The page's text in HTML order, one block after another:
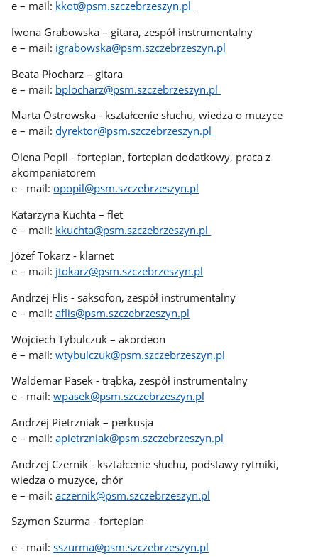
e – mail: kkot@psm.szczebrzeszyn.pl
Iwona Grabowska – gitara, zespół instrumentalny
e – mail: igrabowska@psm.szczebrzeszyn.pl
Beata Płocharz – gitara
e – mail: bplocharz@psm.szczebrzeszyn.pl
Marta Ostrowska - kształcenie słuchu, wiedza o muzyce
e – mail:dyrektor@psm.szczebrzeszyn.pl
Olena Popil - fortepian, fortepian dodatkowy, praca z
akompaniatorem
e - mail:opopil@psm.szczebrzeszyn.pl
Katarzyna Kuchta – flet
e – mail: kkuchta@psm.szczebrzeszyn.pl
Józef Tokarz - klarnet
e – mail: jtokarz@psm.szczebrzeszyn.pl
Andrzej Flis - saksofon, zespół instrumentalny
e – mail:aflis@psm.szczebrzeszyn.pl
Wojciech Tybulczuk – akordeon
e – mail:wtybulczuk@psm.szczebrzeszyn.pl
Waldemar Pasek - trąbka, zespół instrumentalny
e - mail:wpasek@psm.szczebrzeszyn.pl
Andrzej Pietrzniak – perkusja
e – mail:apietrzniak@psm.szczebrzeszyn.pl
Andrzej Czernik - kształcenie słuchu, podstawy rytmiki,
wiedza o muzyce, chór
e – mail:aczernik@psm.szczebrzeszyn.pl
Szymon Szurma - fortepian
e - mail:sszurma@psm.szczebrzeszyn.pl